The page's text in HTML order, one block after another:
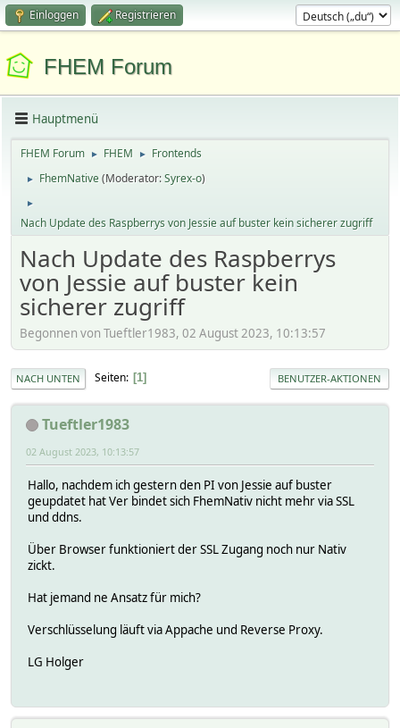
Einloggen Registrieren
FHEM Forum
Hauptmenü
FHEM Forum ► FHEM ► Frontends
► FhemNative(Moderator:Syrex-o)
►
Nach Update des Raspberrys von Jessie auf buster kein sicherer zugriff
Nach Update des Raspberrys
von Jessie auf buster kein
sicherer zugriff
Begonnen von Tueftler1983, 02 August 2023, 10:13:57
NACH UNTEN Seiten 1 BENUTZER-AKTIONEN
Tueftler1983
02 August 2023, 10:13:57
Hallo, nachdem ich gestern den PI von Jessie auf buster
geupdatet hat Ver bindet sich FhemNativ nicht mehr via SSL
und ddns.
Über Browser funktioniert der SSL Zugang noch nur Nativ
zickt.
Hat jemand ne Ansatz für mich?
Verschlüsselung läuft via Appache und Reverse Proxy.
LG Holger